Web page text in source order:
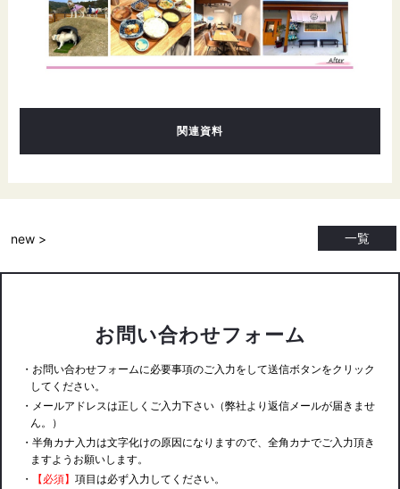
関連資料
一覧
new >
お問い合わせフォーム
・お問い合わせフォームに必要事項のご入力をして送信ボタンをクリック
してください。
・メールアドレスは正しくご入力下さい（弊社より返信メールが届きませ
ん。）
・半角カナ入力は文字化けの原因になりますので、全角カナでご入力頂き
ますようお願いします。
・
【必須】 項目は必ず入力してください。